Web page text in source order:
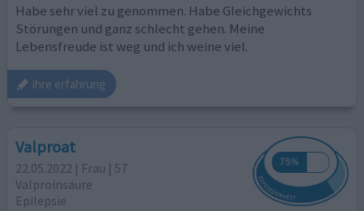
Habe sehr viel zu genommen. Habe Gleichgewichts
Störungen und ganz schlecht gehen. Meine
Lebensfreude ist weg und ich weine viel.
ihre erfahrung
Valproat
22.05.2022 | Frau | 57
Valproinsäure
Epilepsie